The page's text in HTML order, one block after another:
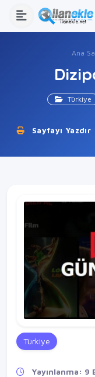
Ana
Türkiye
Sayfayı Yazdır
Türkiye
Yayınlanma: 9